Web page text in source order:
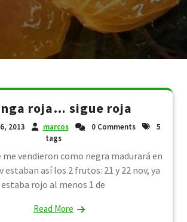
roja… sigue roja
2013 marcos 0 Comments
5
tags
vendieron como negra madurará en
estaban así los 2 frutos: 21 y 22 nov, ya
estaba rojo al menos 1 de
Read More